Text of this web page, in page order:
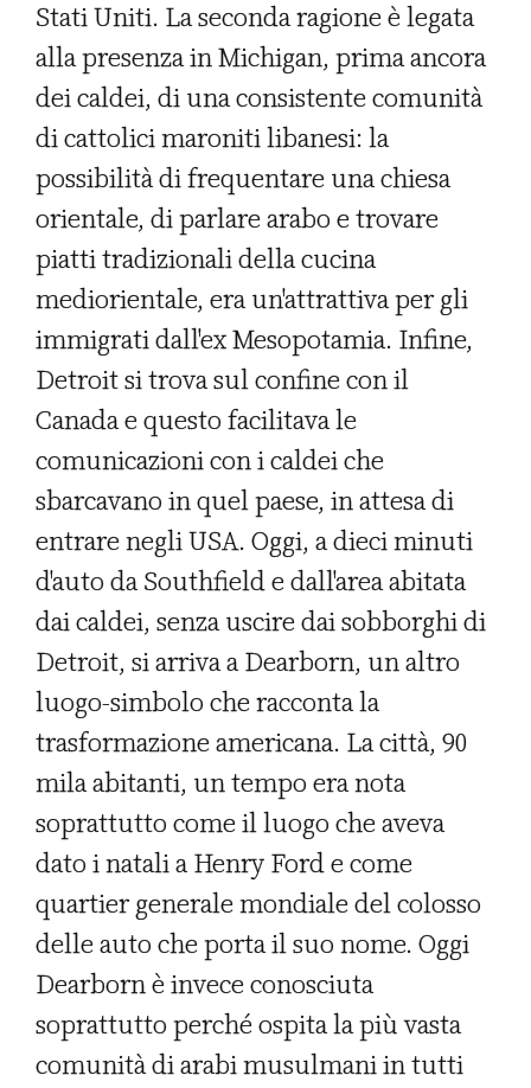
Stati Uniti. La seconda ragione è legata
alla presenza in Michigan, prima ancora
dei caldei, di una consistente comunità
di cattolici maroniti libanesi: la
possibilità di frequentare una chiesa
orientale, di parlare arabo e trovare
piatti tradizionali della cucina
mediorientale, era un'attrattiva per gli
immigrati dall'ex Mesopotamia. Infine,
Detroit si trova sul confine con il
Canada e questo facilitava le
comunicazioni con i caldei che
sbarcavano in quel paese, in attesa di
entrare negli USA. Oggi, a dieci minuti
d'auto da Southfield e dall'area abitata
dai caldei, senza uscire dai sobborghi di
Detroit, si arriva a Dearborn, un altro
luogo-simbolo che racconta la
trasformazione americana. La città, 90
mila abitanti, un tempo era nota
soprattutto come il luogo che aveva
dato i natali a Henry Ford e come
quartier generale mondiale del colosso
delle auto che porta il suo nome. Oggi
Dearborn è invece conosciuta
soprattutto perché ospita la più vasta
comunità di arabi musulmani in tutti